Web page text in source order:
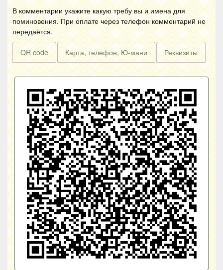
В комментарии укажите какую требу вы и имена для
поминовения. При оплате через телефон комментарий не
передаётся.
QR code Карта, телефон, Ю-мани Реквизиты